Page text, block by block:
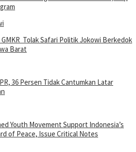
GMKR Tolak Safari Politik Jokowi Berkedok
Barat
36 Persen Tidak Cantumkan Latar
Youth Movement Support Indonesia’s
of Peace, Issue Critical Notes